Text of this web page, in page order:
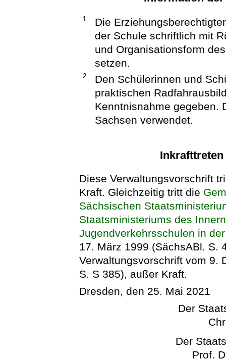
1.
Die
der Schule schriftlich mit
und Organisationsform
setzen.
2.
Den Schülerinnen und
praktischen
Kenntnisnahme gegeben.
Sachsen verwendet.
Diese Verwaltungsvorschrift
Kraft. Gleichzeitig tritt die
Sächsischen
Staatsministeriums des
Jugendverkehrsschulen in
17. März 1999 (SächsABl. S.
Verwaltungsvorschrift vom 9.
S. S 385), außer Kraft.
Dresden, den 25. Mai 2021
Der
Der
Prof.